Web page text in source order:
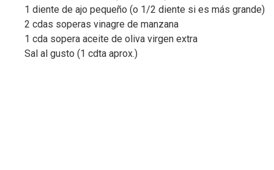
1 diente de ajo pequeño (o 1/2 diente si es más grande)
2 cdas soperas vinagre de manzana
1 cda sopera aceite de oliva virgen extra
Sal al gusto (1 cdta aprox.)